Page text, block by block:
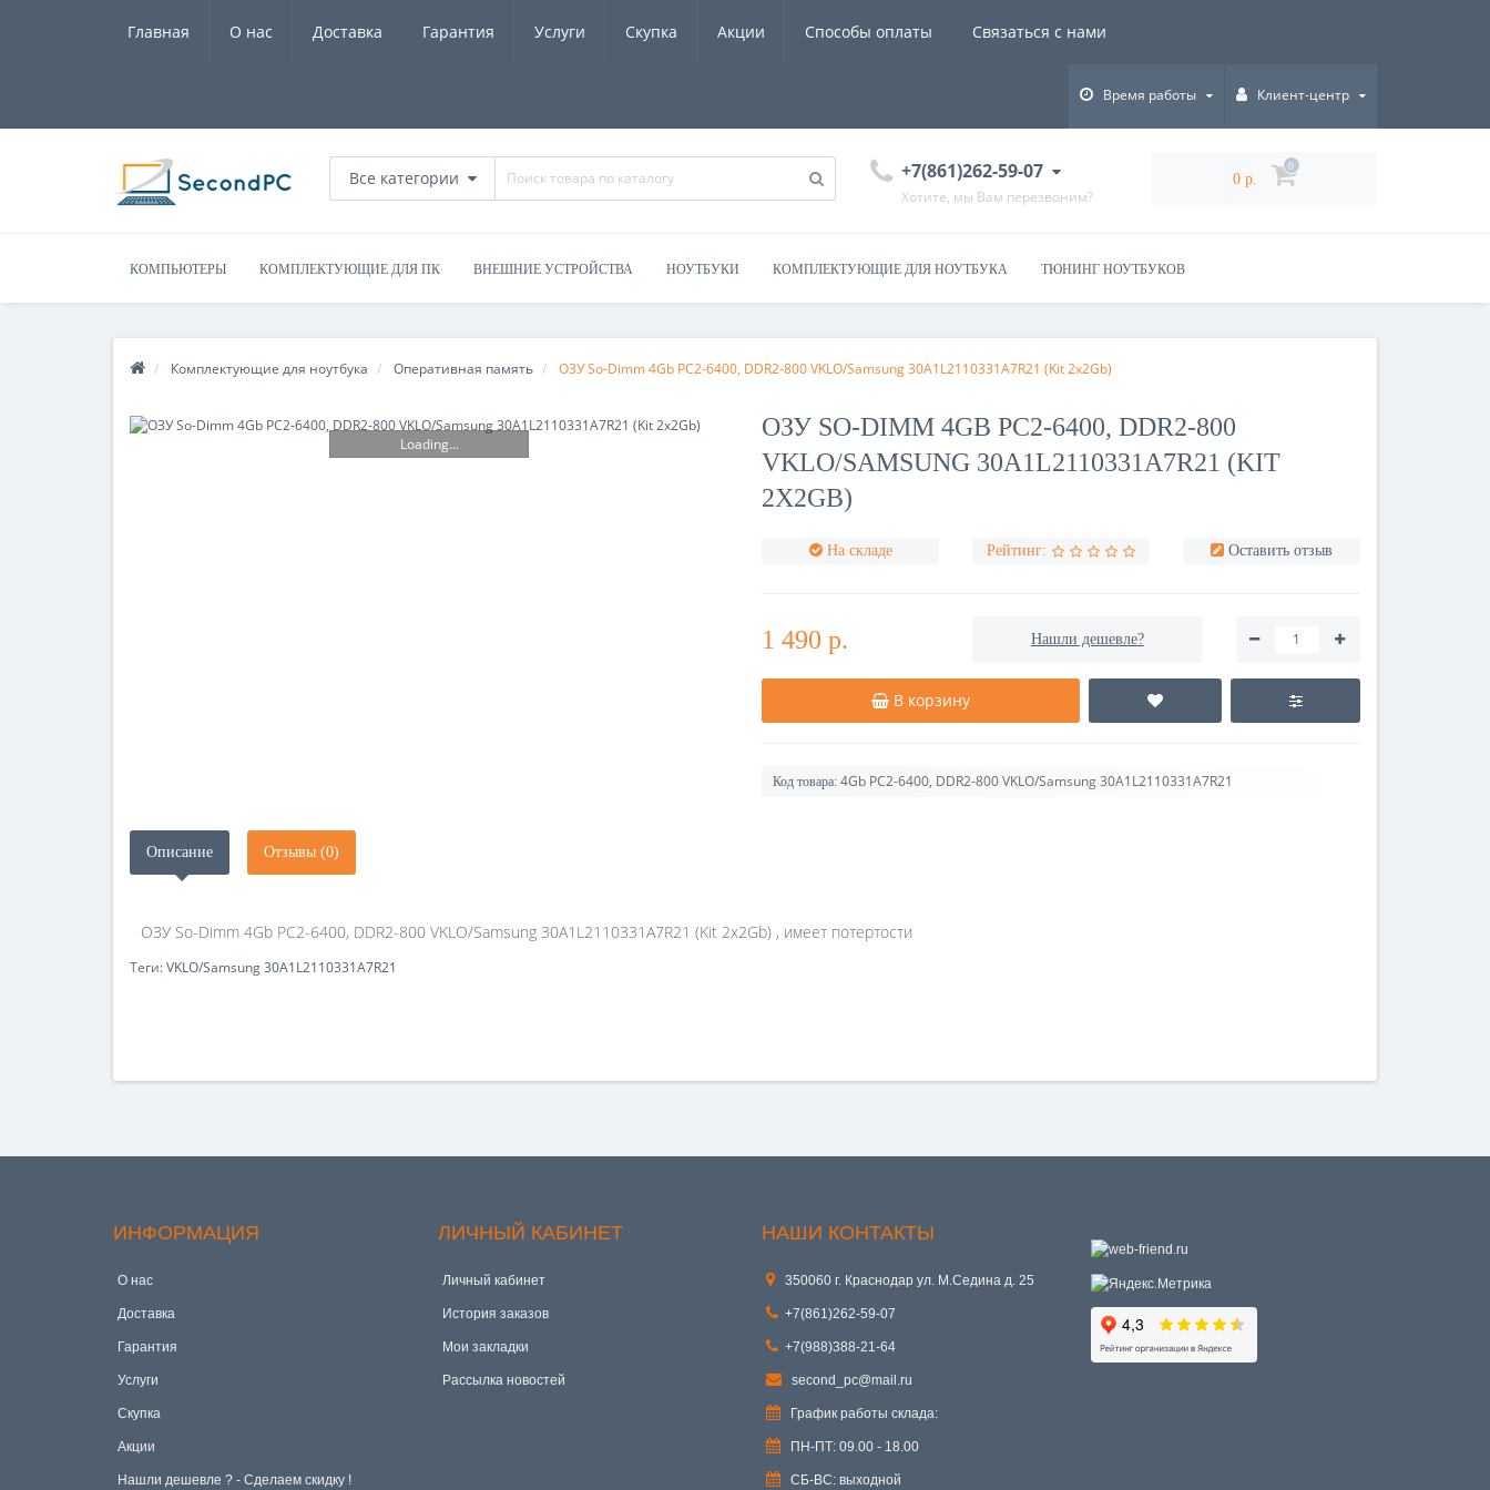
Главная О нас Доставка Гарантия Услуги Скупка Акции Способы оплаты Связаться с нами
Время работы Клиент-центр
Все категории +7(861)262-59-07
Хотите, мы Вам перезвоним?
0 р.
0
КОМПЬЮТЕРЫ КОМПЛЕКТУЮЩИЕ ДЛЯ ПК ВНЕШНИЕ УСТРОЙСТВА НОУТБУКИ КОМПЛЕКТУЮЩИЕ ДЛЯ НОУТБУКА ТЮНИНГ НОУТБУКОВ
Комплектующие для ноутбука Оперативная память ОЗУ So-Dimm 4Gb PC2-6400, DDR2-800 VKLO/Samsung 30A1L2110331A7R21 (Kit 2x2Gb)
Loading...
ОЗУ SO-DIMM 4GB PC2-6400, DDR2-800
VKLO/SAMSUNG 30A1L2110331A7R21 (KIT
2X2GB)
На складе Рейтинг: Оставить отзыв
1 490 р. Нашли дешевле?
В корзину
Код товара: 4Gb PC2-6400, DDR2-800 VKLO/Samsung 30A1L2110331A7R21
Описание Отзывы (0)
ОЗУ So-Dimm 4Gb PC2-6400, DDR2-800 VKLO/Samsung 30A1L2110331A7R21 (Kit 2x2Gb) , имеет потертости
Теги:VKLO/Samsung 30A1L2110331A7R21
ИНФОРМАЦИЯ
О нас
Доставка
Гарантия
Услуги
Скупка
Акции
Hашли дешевле ? - Сделаем скидку !
ЛИЧНЫЙ КАБИНЕТ
Личный кабинет
История заказов
Мои закладки
Рассылка новостей
НАШИ КОНТАКТЫ
350060 г. Краснодар ул. М.Седина д. 25
+7(861)262-59-07
+7(988)388-21-64
second_pc@mail.ru
График работы склада:
ПН-ПТ: 09.00 - 18.00
СБ-ВС: выходной